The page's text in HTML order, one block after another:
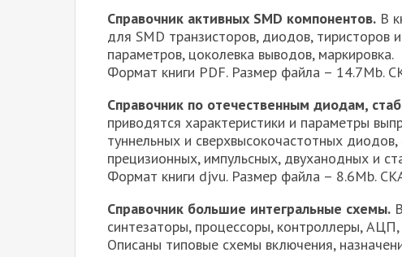
Справочник активных SMD компонентов. В
для SMD транзисторов, диодов, тиристоров
параметров, цоколевка выводов, маркировка.
Формат книги PDF. Размер файла – 14.7Mb.
Справочник по отечественным диодам,
приводятся характеристики и параметры
туннельных и сверхвысокочастотных
прецизионных, импульсных, двуханодных и
Формат книги djvu. Размер файла – 8.6Mb.
Справочник большие интегральные схемы.
синтезаторы, процессоры, контроллеры,
Описаны типовые схемы включения,